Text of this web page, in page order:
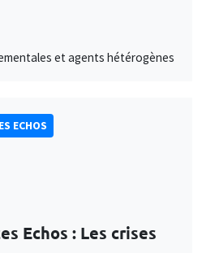
et agents hétérogènes
ECHOS
Echos : Les crises